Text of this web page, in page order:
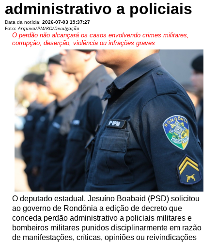
administrativo a policiais
Data da notícia: 2026-07-03 19:37:27
Foto:Arquivo/PM/RO/Divulgação
O perdão não alcançará os casos envolvendo crimes militares,
corrupção, deserção, violência ou infrações graves
O deputado estadual, Jesuíno Boabaid (PSD) solicitou
ao governo de Rondônia a edição de decreto que
conceda perdão administrativo a policiais militares e
bombeiros militares punidos disciplinarmente em razão
de manifestações, críticas, opiniões ou reivindicações